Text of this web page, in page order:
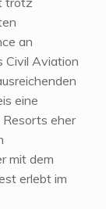
an
Civil Aviation
eine
Resorts eher
mit dem
erlebt im